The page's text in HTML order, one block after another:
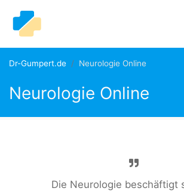
Dr-Gumpert.de Neurologie Online
Neurologie Online
Die Neurologie beschäftigt